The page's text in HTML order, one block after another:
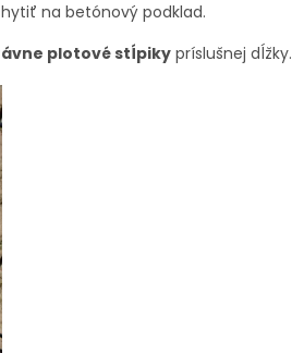
na betónový podklad.
plotové stĺpiky príslušnej dĺžky.